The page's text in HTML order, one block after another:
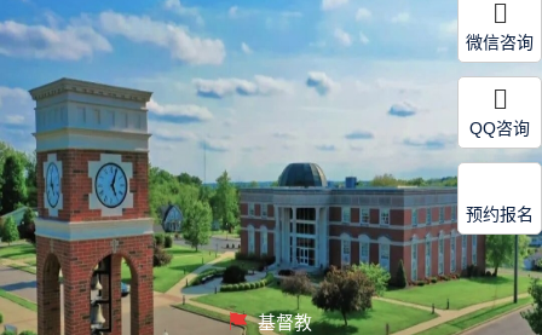
基督教
微信咨询
QQ咨询
预约报名